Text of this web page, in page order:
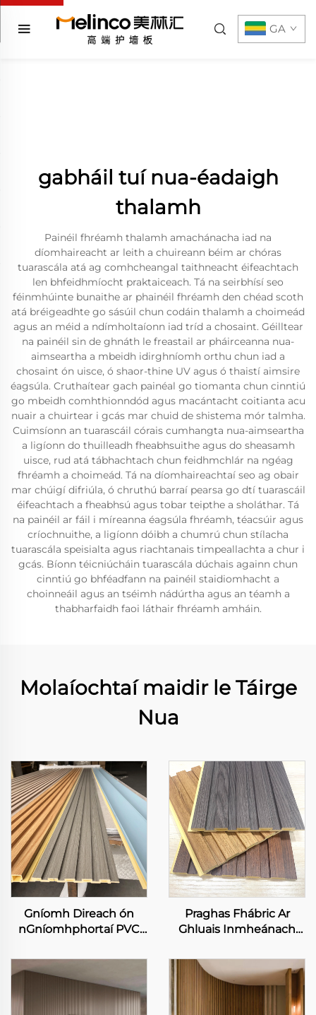
GA
gabháil tuí nua-éadaigh
thalamh
Painéil fhréamh thalamh amachánacha iad na
díomhaireacht ar leith a chuireann béim ar chóras
tuarascála atá ag comhcheangal taithneacht éifeachtach
len bhfeidhmíocht praktaiceach. Tá na seirbhísí seo
féinmhúinte bunaithe ar phainéil fhréamh den chéad scoth
atá bréigeadhte go sásúil chun codáin thalamh a choimeád
agus an méid a ndímholtaíonn iad tríd a chosaint. Géilltear
na painéil sin de ghnáth le freastail ar pháirceanna nua-
aimseartha a mbeidh idirghníomh orthu chun iad a
chosaint ón uisce, ó shaor-thine UV agus ó thaistí aimsire
éagsúla. Cruthaítear gach painéal go tiomanta chun cinntiú
go mbeidh comhthionndód agus macántacht coitianta acu
nuair a chuirtear i gcás mar chuid de shistema mór talmha.
Cuimsíonn an tuarascáil córais cumhangta nua-aimseartha
a ligíonn do thuilleadh fheabhsuithe agus do sheasamh
uisce, rud atá tábhachtach chun feidhmchlár na ngéag
fhréamh a choimeád. Tá na díomhaireachtaí seo ag obair
mar chúigí difriúla, ó chruthú barraí pearsa go dtí tuarascáil
éifeachtach a fheabhsú agus tobar teipthe a sholáthar. Tá
na painéil ar fáil i míreanna éagsúla fhréamh, téacsúir agus
críochnuithe, a ligíonn dóibh a chumrú chun stílacha
tuarascála speisialta agus riachtanais timpeallachta a chur i
gcás. Bíonn téicniúcháin tuarascála dúchais againn chun
cinntiú go bhféadfann na painéil staidiomhacht a
choinneáil agus an tséimh nádúrtha agus an téamh a
thabharfaidh faoi láthair fhréamh amháin.
Molaíochtaí maidir le Táirge
Nua
Gníomh Direach ón
nGníomhphortaí PVC
Choigeal 3D Flúitithe
Painéal Décor Inniu
WPC Grille Céim Ar
Aghaidh Ealaíona
Praghas Fhábric Ar
Ghluais Inmheánach
Fhógartha
Idirtheangach WPC
Ealaín Louver Cúlra
Luxe Design Fluted Slat